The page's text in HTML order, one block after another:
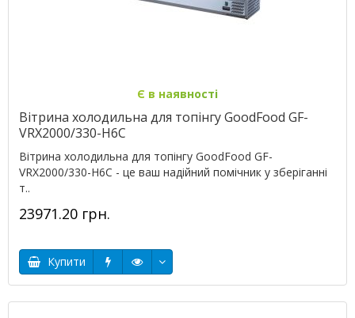
Є в наявності
Вітрина холодильна для топінгу GoodFood GF-
VRX2000/330-H6C
Вітрина холодильна для топінгу GoodFood GF-
VRX2000/330-H6C - це ваш надійний помічник у зберіганні
т..
23971.20 грн.
Купити